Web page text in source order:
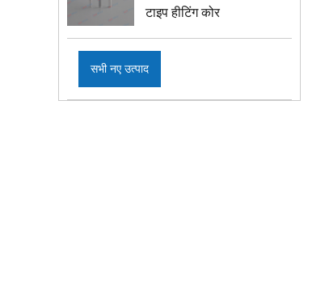
टाइप हीटिंग कोर
सभी नए उत्पाद